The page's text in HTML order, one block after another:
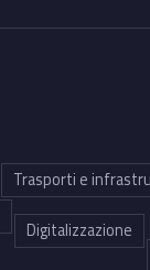
Trasporti e
Digitalizzazione